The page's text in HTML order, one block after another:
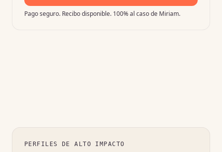
Pago seguro. Recibo disponible. 100% al caso de Miriam.
PERFILES DE ALTO IMPACTO